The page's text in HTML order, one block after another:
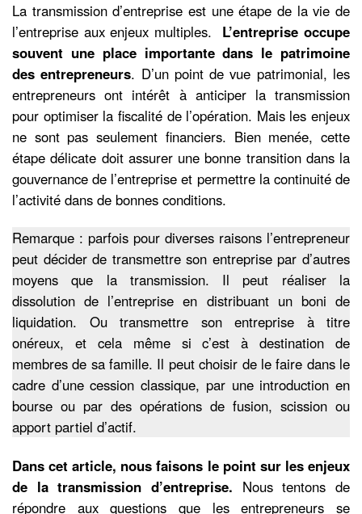
La transmission d’entreprise est une étape de la vie de
l’entreprise aux enjeux multiples. L’entreprise occupe
souvent une place importante dans le patrimoine
des entrepreneurs. D’un point de vue patrimonial, les
entrepreneurs ont intérêt à anticiper la transmission
pour optimiser la fiscalité de l’opération. Mais les enjeux
ne sont pas seulement financiers. Bien menée, cette
étape délicate doit assurer une bonne transition dans la
gouvernance de l’entreprise et permettre la continuité de
l’activité dans de bonnes conditions.
Remarque : parfois pour diverses raisons l’entrepreneur
peut décider de transmettre son entreprise par d’autres
moyens que la transmission. Il peut réaliser la
dissolution de l’entreprise en distribuant un boni de
liquidation. Ou transmettre son entreprise à titre
onéreux, et cela même si c’est à destination de
membres de sa famille. Il peut choisir de le faire dans le
cadre d’une cession classique, par une introduction en
bourse ou par des opérations de fusion, scission ou
apport partiel d’actif.
Dans cet article, nous faisons le point sur les enjeux
de la transmission d’entreprise. Nous tentons de
répondre aux questions que les entrepreneurs se